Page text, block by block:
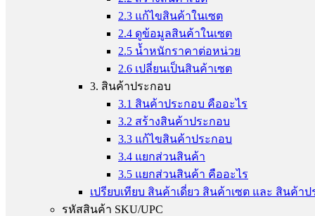
2.3 แก้ไขสินค้าในเซต
2.4 ดูข้อมูลสินค้าในเซต
2.5 น้ำหนักราคาต่อหน่วย
2.6 เปลี่ยนเป็นสินค้าเซต
3. สินค้าประกอบ
3.1 สินค้าประกอบ คืออะไร
3.2 สร้างสินค้าประกอบ
3.3 แก้ไขสินค้าประกอบ
3.4 แยกส่วนสินค้า
3.5 แยกส่วนสินค้า คืออะไร
เปรียบเทียบ สินค้าเดี่ยว สินค้าเซต และ สินค้าป
รหัสสินค้า SKU/UPC